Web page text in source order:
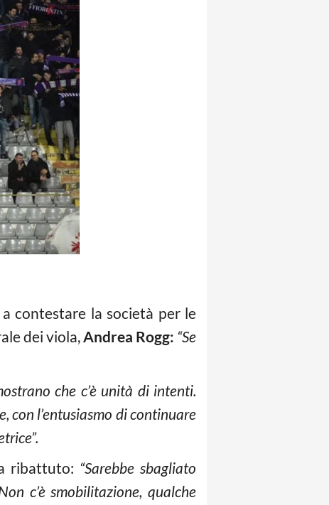
contestare la società per le
dei viola,Andrea Rogg: “Se
che c’è unità di intenti.
con l’entusiasmo di continuare
ribattuto: “Sarebbe sbagliato
c’è smobilitazione, qualche